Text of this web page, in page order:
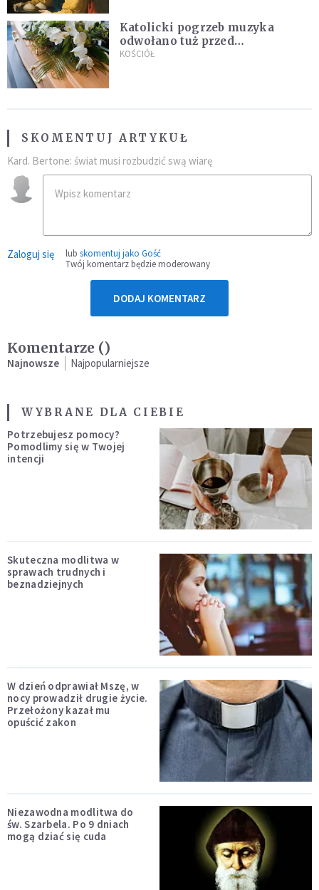
Katolicki pogrzeb muzyka
odwołano tuż przed
uroczystością. Powodem była
KOŚCIÓŁ
SKOMENTUJ ARTYKUŁ
Kard. Bertone: świat musi rozbudzić swą wiarę
Zaloguj się lub skomentuj jako Gość
Twój komentarz będzie moderowany
DODAJ KOMENTARZ
Komentarze ()
Najnowsze Najpopularniejsze
WYBRANE DLA CIEBIE
Potrzebujesz pomocy?
Pomodlimy się w Twojej
intencji
Skuteczna modlitwa w
sprawach trudnych i
beznadziejnych
W dzień odprawiał Mszę, w
nocy prowadził drugie życie.
Przełożony kazał mu
opuścić zakon
Niezawodna modlitwa do
św. Szarbela. Po 9 dniach
mogą dziać się cuda